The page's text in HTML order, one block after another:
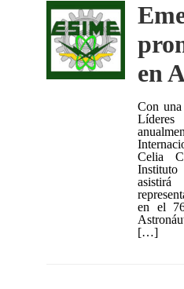
en
Con una
Líderes
Celia
en el
[…]